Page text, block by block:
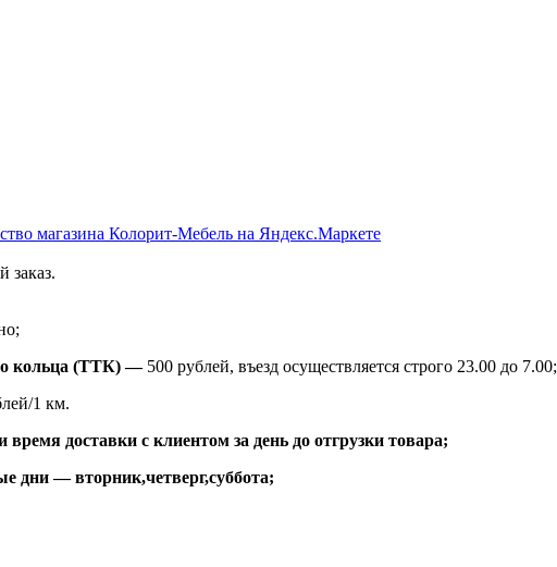
заказ.
кольца (ТТК) —500 рублей, въезд осуществляется строго 23.00 до 7.00;
1 км.
доставки с клиентом за день до отгрузки товара;
дни — вторник,четверг,суббота;